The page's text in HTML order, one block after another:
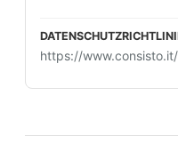
https://